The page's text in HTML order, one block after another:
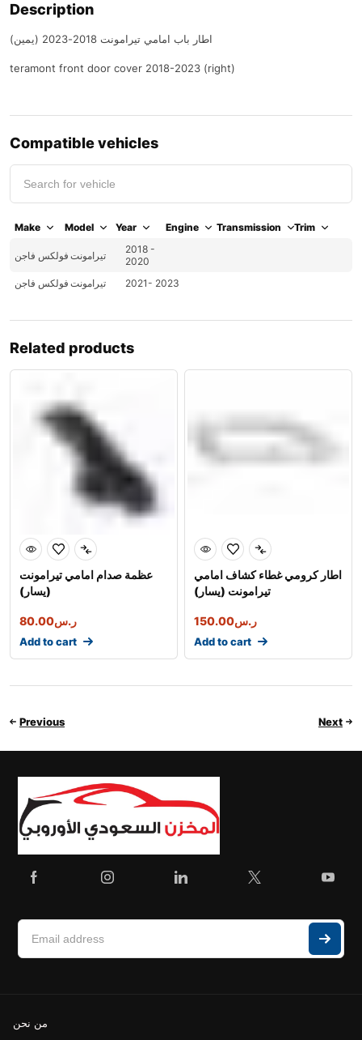
Description
اطار باب امامي تيرامونت 2018-2023 (يمين)
teramont front door cover 2018-2023 (right)
Compatible vehicles
Make Model Year Engine Transmission Trim
فولكس فاجن تيرامونت
2018 -
2020
فولكس فاجن تيرامونت 2021- 2023
Related products
عظمة صدام امامي تيرامونت
(يسار)
ر.س80.00
Add to cart
اطار كرومي غطاء كشاف امامي
تيرامونت (يسار)
ر.س150.00
Add to cart
Previous Next
من نحن